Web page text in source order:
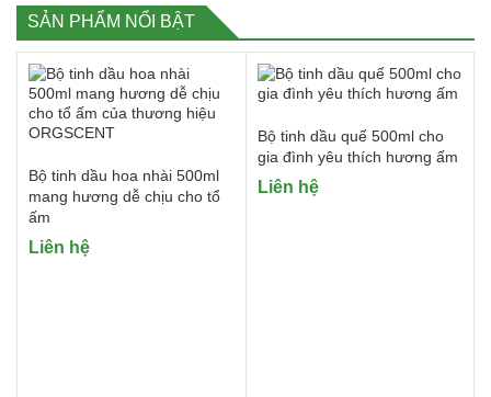
SẢN PHẨM NỔI BẬT
Bộ tinh dầu hoa nhài 500ml
mang hương dễ chịu cho tổ
ấm
Liên hệ
Bộ tinh dầu quế 500ml cho
gia đình yêu thích hương ấm
Liên hệ